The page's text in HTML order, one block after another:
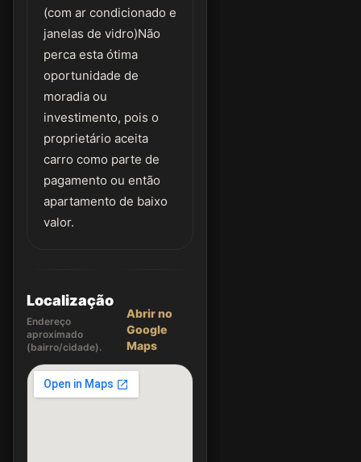
(com ar condicionado e
janelas de vidro)Não
perca esta ótima
oportunidade de
moradia ou
investimento, pois o
proprietário aceita
carro como parte de
pagamento ou então
apartamento de baixo
valor.
Localização
Endereço
aproximado
(bairro/cidade).
Abrir no
Google
Maps